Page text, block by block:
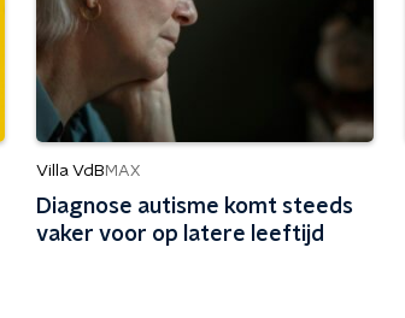
Villa VdB MAX
Diagnose autisme komt steeds
vaker voor op latere leeftijd